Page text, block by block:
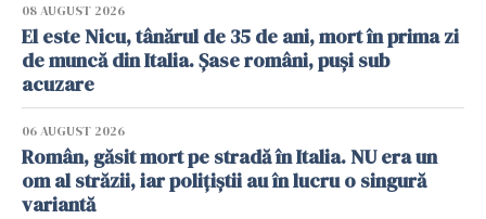
08 AUGUST 2026
El este Nicu, tânărul de 35 de ani, mort în prima zi
de muncă din Italia. Șase români, puși sub
acuzare
06 AUGUST 2026
Român, găsit mort pe stradă în Italia. NU era un
om al străzii, iar polițiștii au în lucru o singură
variantă